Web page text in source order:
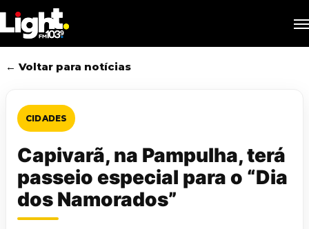
to
main
content
← Voltar para notícias
CIDADES
Capivarã, na Pampulha, terá
passeio especial para o “Dia
dos Namorados”